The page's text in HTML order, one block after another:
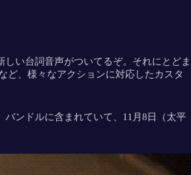
い台詞音声がついてるぞ。それにとどま
ど、様々なアクションに対応したカスタ
ンドルに含まれていて、11月8日（太平